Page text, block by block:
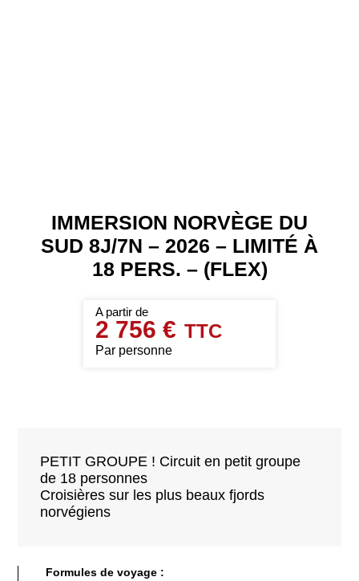
IMMERSION NORVÈGE DU
SUD 8J/7N – 2026 – LIMITÉ À
18 PERS. – (FLEX)
2 756 €
Par personne
PETIT GROUPE ! Circuit en petit groupe
de 18 personnes
Croisières sur les plus beaux fjords
norvégiens
Formules de voyage :